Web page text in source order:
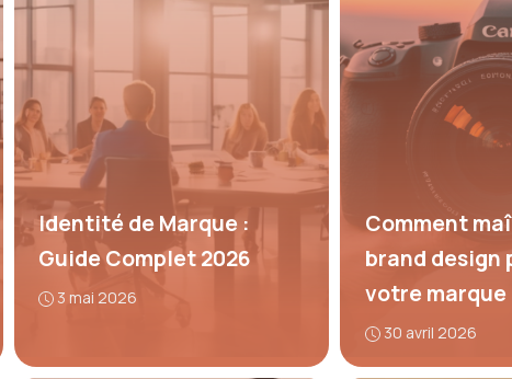
Identité de Marque :
Guide Complet 2026
3 mai 2026
Comment
brand design
votre
30 avril 2026